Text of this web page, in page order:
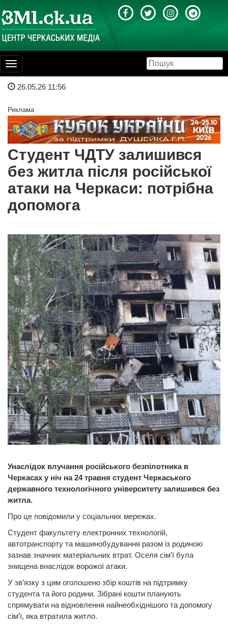
Toggle
navigation
26.05.26 11:56
Реклама
Студент ЧДТУ залишився
без житла після російської
атаки на Черкаси: потрібна
допомога
Унаслідок влучання російського безпілотника в
Черкасах у ніч на 24 травня студент Черкаського
державного технологічного університету залишився без
житла.
Про це повідомили у соціальних мережах.
Студент факультету електронних технологій,
автотранспорту та машинобудування разом із родиною
зазнав значних матеріальних втрат. Оселя сім’ї була
знищена внаслідок ворожої атаки.
У зв’язку з цим оголошено збір коштів на підтримку
студента та його родини. Зібрані кошти планують
спрямувати на відновлення найнеобхіднішого та допомогу
сім’ї, яка втратила житло.